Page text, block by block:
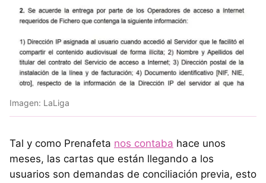
Imagen: LaLiga
Tal y como Prenafeta nos contaba hace unos
meses, las cartas que están llegando a los
usuarios son demandas de conciliación previa, esto